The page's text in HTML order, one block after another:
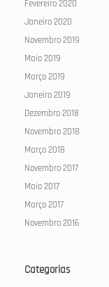
Fevereiro 2020
Janeiro 2020
Novembro 2019
Maio 2019
Março 2019
Janeiro 2019
Dezembro 2018
Novembro 2018
Março 2018
Novembro 2017
Maio 2017
Março 2017
Novembro 2016
Categorias